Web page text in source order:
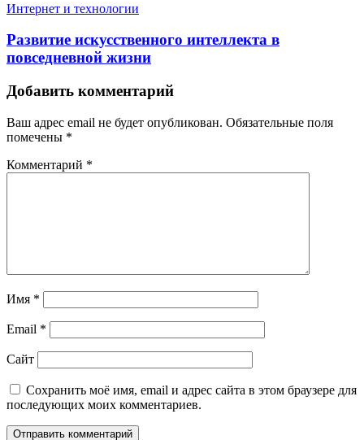
Интернет и технологии
Развитие искусственного интеллекта в
повседневной жизни
Добавить комментарий
Ваш адрес email не будет опубликован. Обязательные поля
помечены *
Комментарий *
Имя *
Email *
Сайт
Сохранить моё имя, email и адрес сайта в этом браузере для
последующих моих комментариев.